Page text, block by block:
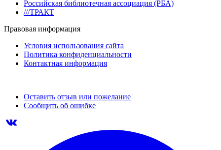
Российская библиотечная ассоциация (РБА)
///ТРАКТ
Правовая информация
Условия использования сайта
Политика конфиденциальности
Контактная информация
Оставить отзыв или пожелание
Сообщить об ошибке